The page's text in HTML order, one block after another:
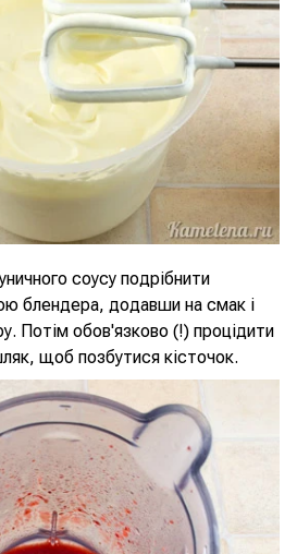
соусу подрібнити
блендера, додавши на смак і
Потім обов'язково (!) процідити
щоб позбутися кісточок.